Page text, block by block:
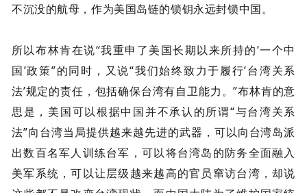
不沉没的航母，作为美国岛链的锁钥永远封锁中国。
所以布林肯在说“我重申了美国长期以来所持的’一个中
国’政策”的同时，又说“我们始终致力于履行’台湾关系
法’规定的责任，包括确保台湾有自卫能力。”布林肯的意
思是，美国可以根据中国并不承认的所谓“与台湾关系
法”向台湾当局提供越来越先进的武器，可以向台湾岛派
出数百名军人训练台军，可以将台湾岛的防务全面融入
美军系统，可以让层级越来越高的官员窜访台湾，却说